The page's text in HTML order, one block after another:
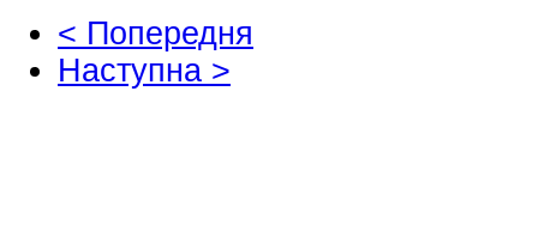
< Попередня
Наступна >